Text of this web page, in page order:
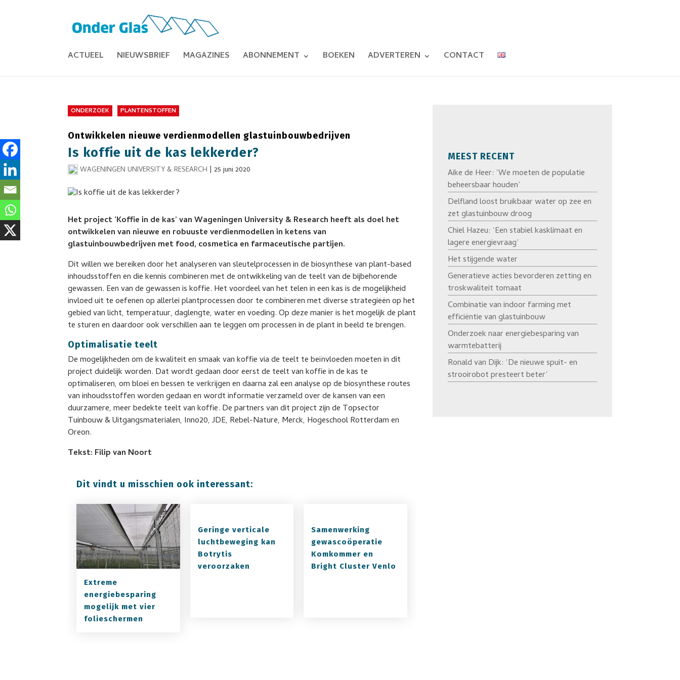
ACTUEEL NIEUWSBRIEF MAGAZINES ABONNEMENT BOEKEN ADVERTEREN CONTACT
ONDERZOEK PLANTENSTOFFEN
Ontwikkelen nieuwe verdienmodellen glastuinbouwbedrijven
Is koffie uit de kas lekkerder?
WAGENINGEN UNIVERSITY & RESEARCH |25 juni 2020
Het project ‘Koffie in de kas’ van Wageningen University & Research heeft als doel het
ontwikkelen van nieuwe en robuuste verdienmodellen in ketens van
glastuinbouwbedrijven met food, cosmetica en farmaceutische partijen.
Dit willen we bereiken door het analyseren van sleutelprocessen in de biosynthese van plant-based
inhoudsstoffen en die kennis combineren met de ontwikkeling van de teelt van de bijbehorende
gewassen. Een van de gewassen is koffie. Het voordeel van het telen in een kas is de mogelijkheid
invloed uit te oefenen op allerlei plantprocessen door te combineren met diverse strategieën op het
gebied van licht, temperatuur, daglengte, water en voeding. Op deze manier is het mogelijk de plant
te sturen en daardoor ook verschillen aan te leggen om processen in de plant in beeld te brengen.
Optimalisatie teelt
De mogelijkheden om de kwaliteit en smaak van koffie via de teelt te beïnvloeden moeten in dit
project duidelijk worden. Dat wordt gedaan door eerst de teelt van koffie in de kas te
optimaliseren, om bloei en bessen te verkrijgen en daarna zal een analyse op de biosynthese routes
van inhoudsstoffen worden gedaan en wordt informatie verzameld over de kansen van een
duurzamere, meer bedekte teelt van koffie. De partners van dit project zijn de Topsector
Tuinbouw & Uitgangsmaterialen, Inno20, JDE, Rebel-Nature, Merck, Hogeschool Rotterdam en
Oreon.
Tekst: Filip van Noort
Dit vindt u misschien ook interessant:
Extreme
energiebesparing
mogelijk met vier
folieschermen
Geringe verticale
luchtbeweging kan
Botrytis
veroorzaken
Samenwerking
gewascoöperatie
Komkommer en
Bright Cluster Venlo
MEEST RECENT
Aike de Heer: ‘We moeten de populatie
beheersbaar houden’
Delfland loost bruikbaar water op zee en
zet glastuinbouw droog
Chiel Hazeu: ‘Een stabiel kasklimaat en
lagere energievraag’
Het stijgende water
Generatieve acties bevorderen zetting en
troskwaliteit tomaat
Combinatie van indoor farming met
efficiëntie van glastuinbouw
Onderzoek naar energiebesparing van
warmtebatterij
Ronald van Dijk: ‘De nieuwe spuit- en
strooirobot presteert beter’